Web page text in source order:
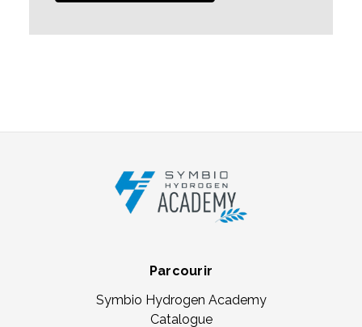
Parcourir
Symbio Hydrogen Academy
Catalogue